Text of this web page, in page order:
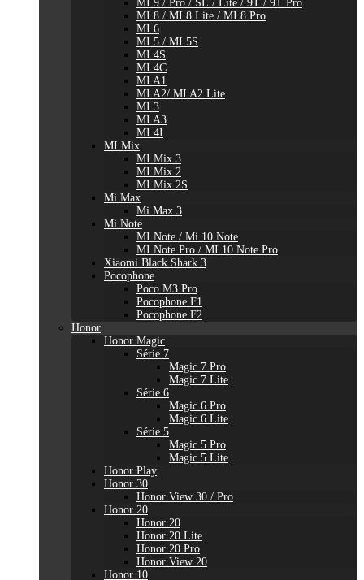
MI 9 / Pro / SE / Lite / 9T / 9T Pro
MI 8 / MI 8 Lite / MI 8 Pro
MI 6
MI 5 / MI 5S
MI 4S
MI 4C
MI A1
MI A2/ MI A2 Lite
MI 3
MI A3
MI 4I
MI Mix
MI Mix 3
MI Mix 2
MI Mix 2S
Mi Max
Mi Max 3
Mi Note
MI Note / Mi 10 Note
MI Note Pro / MI 10 Note Pro
Xiaomi Black Shark 3
Pocophone
Poco M3 Pro
Pocophone F1
Pocophone F2
Honor
Honor Magic
Série 7
Magic 7 Pro
Magic 7 Lite
Série 6
Magic 6 Pro
Magic 6 Lite
Série 5
Magic 5 Pro
Magic 5 Lite
Honor Play
Honor 30
Honor View 30 / Pro
Honor 20
Honor 20
Honor 20 Lite
Honor 20 Pro
Honor View 20
Honor 10